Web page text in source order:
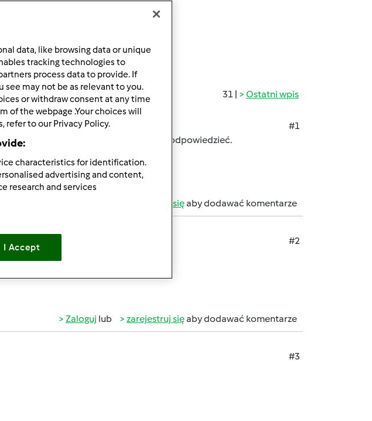
31 | Ostatni wpis
#1
Postaram się na nie wszystkie odpowiedzieć.
zarejestruj sięaby dodawać komentarze
#2
Zaloguj lub zarejestruj sięaby dodawać komentarze
#3
data, like browsing data or unique
tracking technologies to
process data to provide. If
see may not be as relevant to you.
or withdraw consent at any time
of the webpage .Your choices will
refer to our Privacy Policy.
characteristics for identification.
advertising and content,
research and services
I Accept